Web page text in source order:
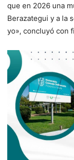
que en 2026 una
Berazategui y a la
yo», concluyó con